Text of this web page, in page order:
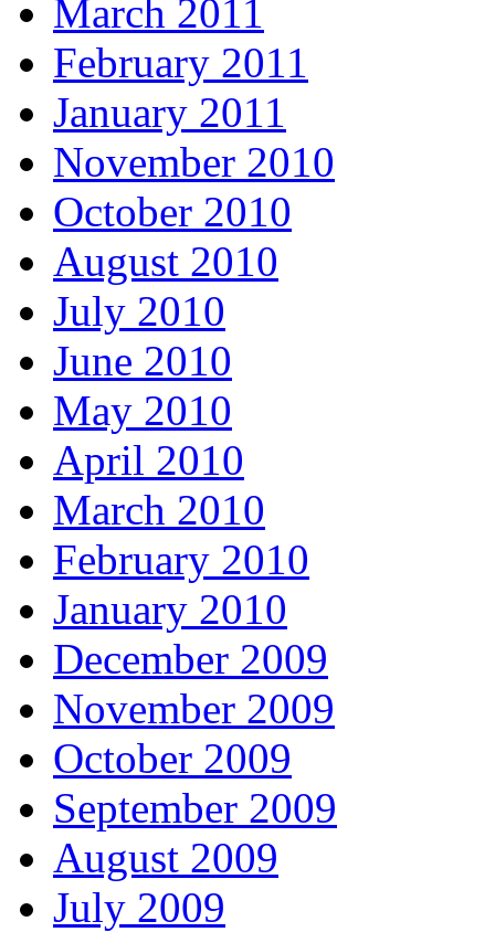
March 2011
February 2011
January 2011
November 2010
October 2010
August 2010
July 2010
June 2010
May 2010
April 2010
March 2010
February 2010
January 2010
December 2009
November 2009
October 2009
September 2009
August 2009
July 2009